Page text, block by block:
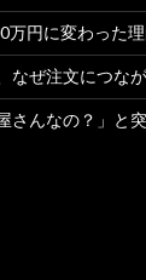
万円に変わった
なぜ注文につな
さんなの？」と